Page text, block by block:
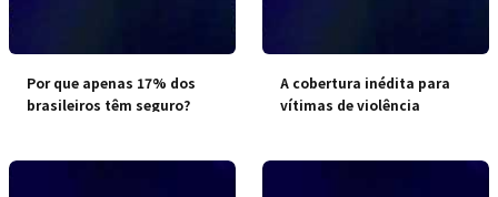
Por que apenas 17% dos
brasileiros têm seguro?
A cobertura inédita para
vítimas de violência